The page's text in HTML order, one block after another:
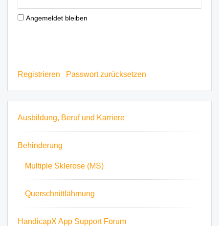
Angemeldet bleiben
Registrieren Passwort zurücksetzen
Ausbildung, Beruf und Karriere
Behinderung
Multiple Sklerose (MS)
Querschnittlähmung
HandicapX App Support Forum